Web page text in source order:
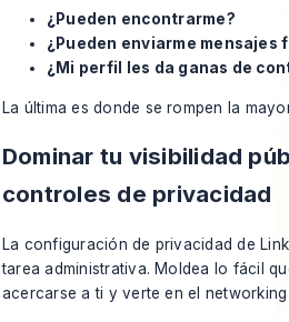
¿Pueden encontrarme?
¿Pueden enviarme mensajes
¿Mi perfil les da ganas de
La última es donde se rompen la
Dominar tu visibilidad
controles de privacidad
La configuración de privacidad de
tarea administrativa. Moldea lo fácil
acercarse a ti y verte en el